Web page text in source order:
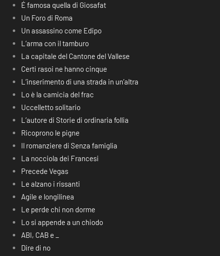
É famosa quella di Giosafat
Un Foro di Roma
Un assassino come Edipo
L’arma con il tamburo
La capitale del Cantone del Vallese
Certi rasoi ne hanno cinque
L’inserimento di una strada in un’altra
Lo è la camicia del frac
Uccelletto solitario
L’autore di Storie di ordinaria follia
Ricoprono le pigne
Il romanziere di Senza famiglia
La nocciola dei Francesi
Precede Vegas
Le alzano i rissanti
Agile e longilinea
Le perde chi non dorme
Lo si appende a un chiodo
ABI, CAB e _
Dire di no